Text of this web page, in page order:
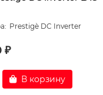
Prestigè DC Inverter
₽
В корзину